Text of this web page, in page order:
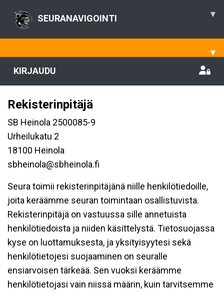
SEURANAVIGOINTI ▾
▾
KIRJAUDU
Rekisterinpitäjä
SB Heinola 2500085-9
Urheilukatu 2
18100 Heinola
sbheinola@sbheinola.fi
Seura toimii rekisterinpitäjänä niille henkilötiedoille,
joita keräämme seuran toimintaan osallistuvista.
Rekisterinpitäjä on vastuussa sille annetuista
henkilötiedoista ja niiden käsittelystä. Tietosuojassa
kyse on luottamuksesta, ja yksityisyytesi sekä
henkilötietojesi suojaaminen on seuralle
ensiarvoisen tärkeää. Sen vuoksi keräämme
henkilötietojasi vain niissä määrin, kuin tarvitsemme